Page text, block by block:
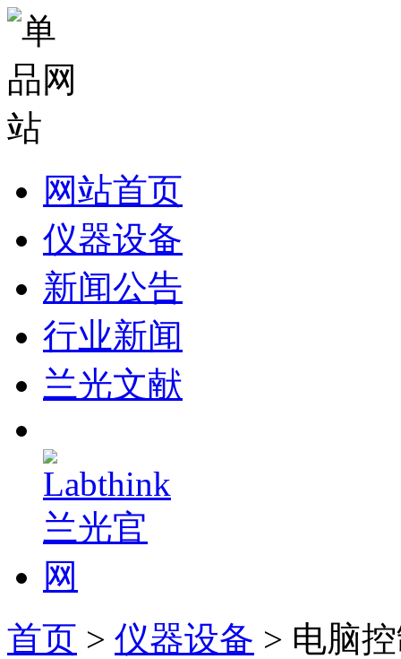
网站首页
仪器设备
新闻公告
行业新闻
兰光文献
首页 > 仪器设备 > 电脑